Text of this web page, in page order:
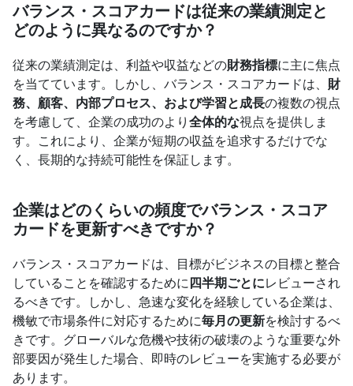
バランス・スコアカードは従来の業績測定と
どのように異なるのですか？
従来の業績測定は、利益や収益などの財務指標に主に焦点
を当てています。しかし、バランス・スコアカードは、 財
務、顧客、内部プロセス、および学習と成長の複数の視点
を考慮して、企業の成功のより 全体的な視点を提供しま
す。これにより、企業が短期の収益を追求するだけでな
く、長期的な持続可能性を保証します。
企業はどのくらいの頻度でバランス・スコア
カードを更新すべきですか？
バランス・スコアカードは、目標がビジネスの目標と整合
していることを確認するために 四半期ごとにレビューされ
るべきです。しかし、急速な変化を経験している企業は、
機敏で市場条件に対応するために毎月の更新を検討するべ
きです。グローバルな危機や技術の破壊のような重要な外
部要因が発生した場合、即時のレビューを実施する必要が
あります。